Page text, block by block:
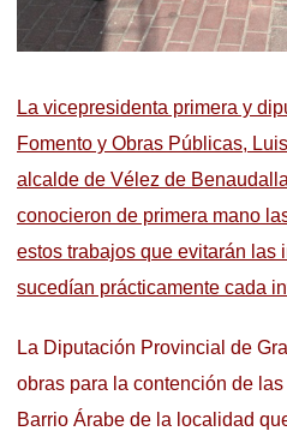
La vicepresidenta primera y
Fomento y Obras Públicas,
alcalde de Vélez de
conocieron de primera mano
estos trabajos que evitarán las
sucedían prácticamente cada
La Diputación Provincial de
obras para la contención de
Barrio Árabe de la localidad